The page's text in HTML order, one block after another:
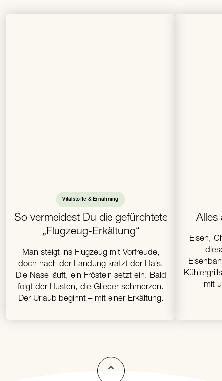
Vitalstoffe & Ernährung
So vermeidest Du die gefürchtete
„Flugzeug-Erkältung“
Man steigt ins Flugzeug mit Vorfreude,
doch nach der Landung kratzt der Hals.
Die Nase läuft, ein Frösteln setzt ein. Bald
folgt der Husten, die Glieder schmerzen.
Der Urlaub beginnt – mit einer Erkältung.
Alles
Eisen,
mit
Nach oben